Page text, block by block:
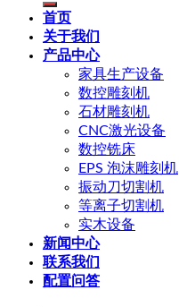
首页
关于我们
产品中心
家具生产设备
数控雕刻机
石材雕刻机
CNC激光设备
数控铣床
EPS 泡沫雕刻机
振动刀切割机
等离子切割机
实木设备
新闻中心
联系我们
配置问答